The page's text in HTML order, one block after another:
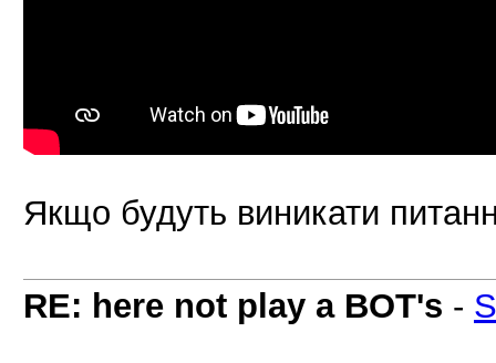
Якщо будуть виникати
RE: here not play a BOT's -